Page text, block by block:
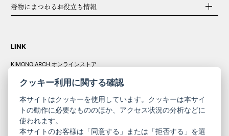
着物にまつわるお役立ち情報
LINK
KIMONO ARCH オンラインストア
きものやまと振
クッキー利用に関する確認
本サイトはクッキーを使用しています。クッキーは本サイ
トの動作に必要なもののほか、アクセス状況の分析などに
使われます。
本サイトのお客様は「同意する」または「拒否する」を選